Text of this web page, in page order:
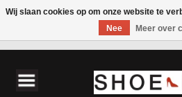
Wij slaan cookies op om onze website te
Nee
Meer over